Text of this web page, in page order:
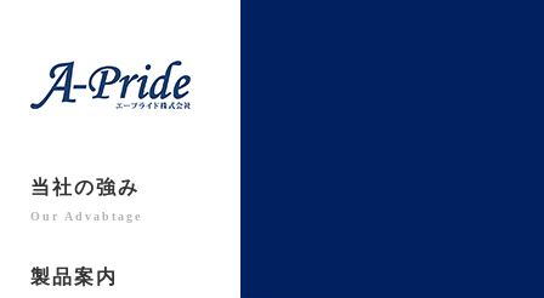
当社の強み
Our Advabtage
製品案内